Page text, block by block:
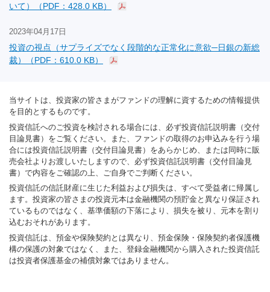
いて）（PDF：428.0 KB）
2023年04月17日
投資の視点（サプライズでなく段階的な正常化に意欲─日銀の新総
裁）（PDF：610.0 KB）
当サイトは、投資家の皆さまがファンドの理解に資するための情報提供
を目的とするものです。
投資信託へのご投資を検討される場合には、必ず投資信託説明書（交付
目論見書）をご覧ください。また、ファンドの取得のお申込みを行う場
合には投資信託説明書（交付目論見書）をあらかじめ、または同時に販
売会社よりお渡しいたしますので、必ず投資信託説明書（交付目論見
書）で内容をご確認の上、ご自身でご判断ください。
投資信託の信託財産に生じた利益および損失は、すべて受益者に帰属し
ます。投資家の皆さまの投資元本は金融機関の預貯金と異なり保証され
ているものではなく、基準価額の下落により、損失を被り、元本を割り
込むおそれがあります。
投資信託は、預金や保険契約とは異なり、預金保険・保険契約者保護機
構の保護の対象ではなく、また、登録金融機関から購入された投資信託
は投資者保護基金の補償対象ではありません。